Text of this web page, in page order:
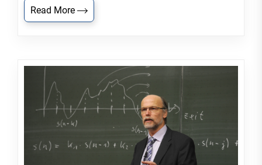
Read More